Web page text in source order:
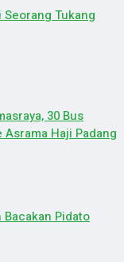
Tukang
30 Bus
Haji Padang
Pidato